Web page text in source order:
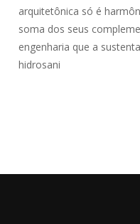
arquitetônica só é
soma dos seus
engenharia que a
hidrosani